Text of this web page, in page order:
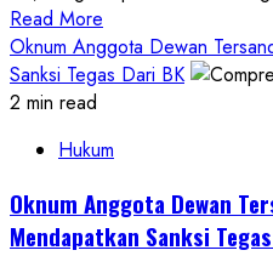
Read More
more
about
Tetapkan
Menjadi
Tersangka
Oknum Anggota Dewan
Sanksi Tegas Dari BK
2 min read
Hukum
Oknum Anggota Dewan
Mendapatkan Sanksi